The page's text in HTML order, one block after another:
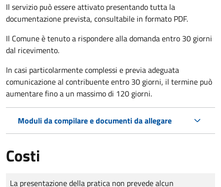
Il servizio può essere attivato presentando tutta la
documentazione prevista, consultabile in formato PDF.
Il Comune è tenuto a rispondere alla domanda entro 30 giorni
dal ricevimento.
In casi particolarmente complessi e previa adeguata
comunicazione al contribuente entro 30 giorni, il termine può
aumentare fino a un massimo di 120 giorni.
Moduli da compilare e documenti da allegare
Costi
Tipo di pagamento
Importo
La presentazione della pratica non prevede alcun